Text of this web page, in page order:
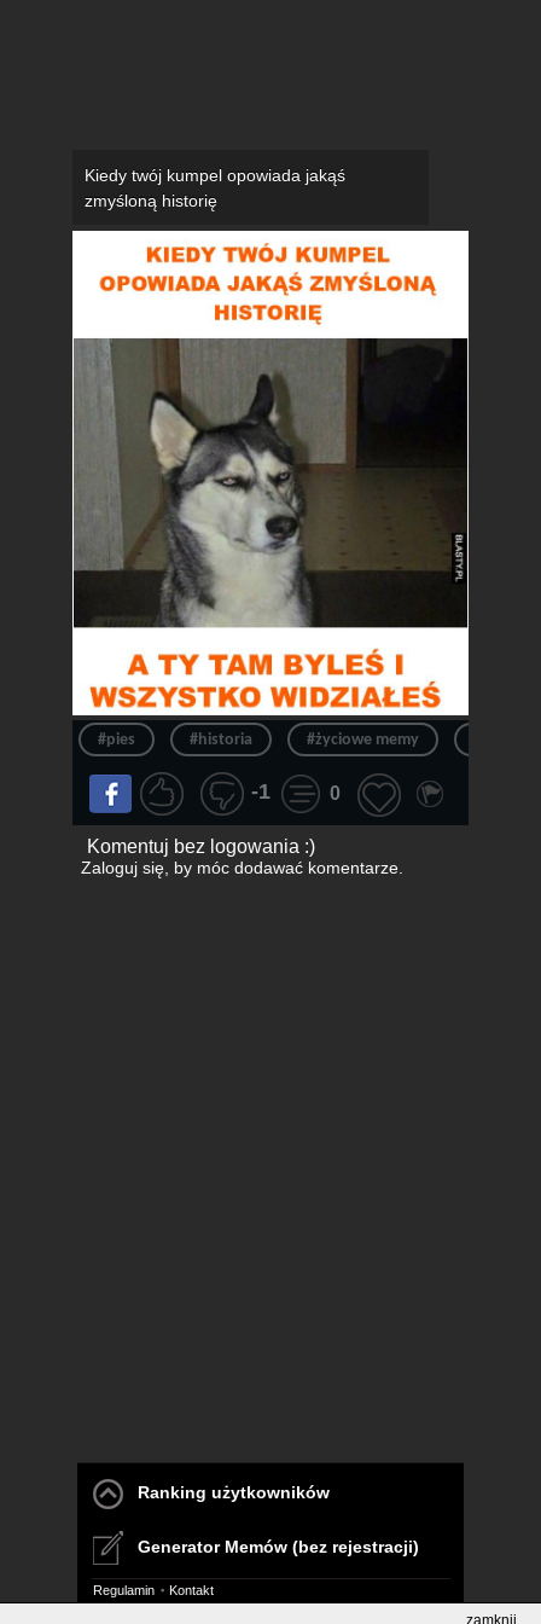
Kiedy twój kumpel opowiada jakąś
zmyśloną historię
#pies #historia #życiowe memy
-1 0
Komentuj bez logowania :)
Zaloguj się, by móc dodawać komentarze.
Ranking użytkowników
Generator Memów (bez rejestracji)
Regulamin Kontakt
zamknij